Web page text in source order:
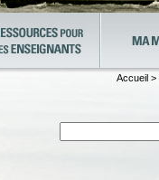
Accueil >